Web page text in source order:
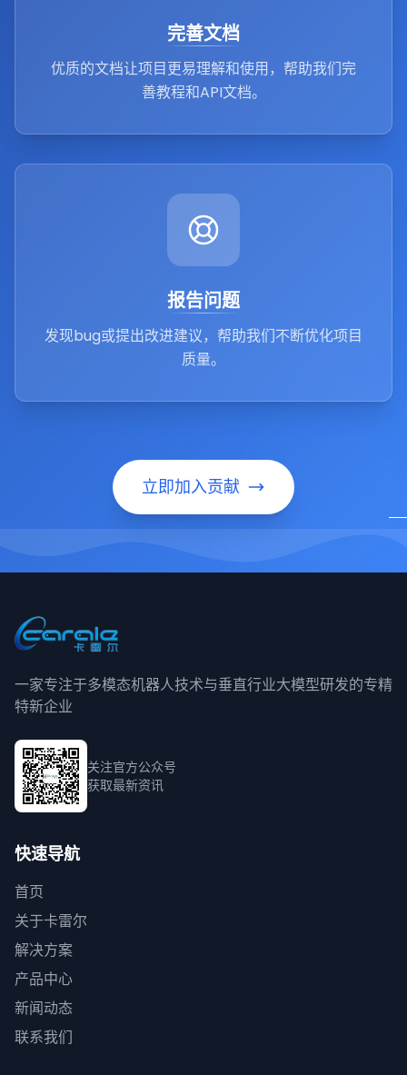
完善文档
优质的文档让项目更易理解和使用，帮助我们完
善教程和API文档。
报告问题
发现bug或提出改进建议，帮助我们不断优化项目
质量。
立即加入贡献
一家专注于多模态机器人技术与垂直行业大模型研发的专精
特新企业
关注官方公众号
获取最新资讯
快速导航
首页
关于卡雷尔
解决方案
产品中心
新闻动态
联系我们